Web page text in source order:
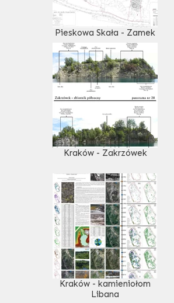
Pieskowa Skała - Zamek
Kraków - Zakrzówek
Kraków - kamieniołom
Libana